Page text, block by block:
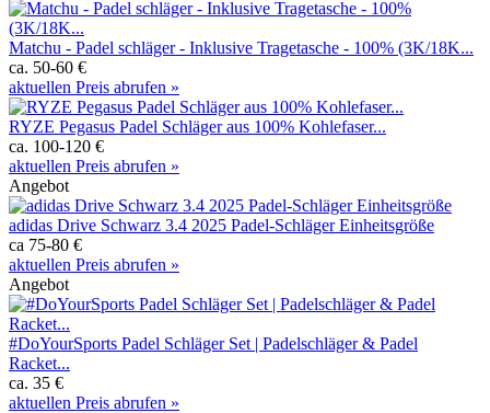
Matchu - Padel schläger - Inklusive Tragetasche - 100% (3K/18K...
ca. 50-60 €
aktuellen Preis abrufen »
RYZE Pegasus Padel Schläger aus 100% Kohlefaser...
ca. 100-120 €
aktuellen Preis abrufen »
Angebot
adidas Drive Schwarz 3.4 2025 Padel-Schläger Einheitsgröße
ca 75-80 €
aktuellen Preis abrufen »
Angebot
#DoYourSports Padel Schläger Set | Padelschläger & Padel
Racket...
ca. 35 €
aktuellen Preis abrufen »